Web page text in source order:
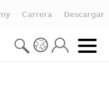
Carrera Descargar